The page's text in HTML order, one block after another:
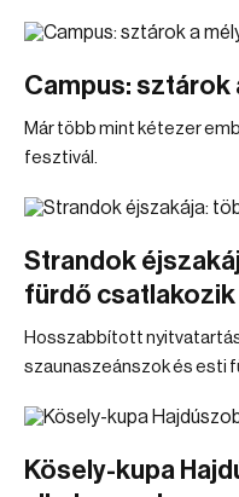
Campus: sztárok
Már több mint kétezer
fesztivál.
Strandok
fürdő csatlakozik
Hosszabbított
szaunaszeánszok és esti
Kösely-kupa